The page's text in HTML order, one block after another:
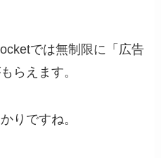
では無制限に「広告
らえます。
りですね。